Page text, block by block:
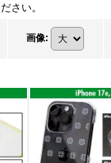
ださい。
画像: